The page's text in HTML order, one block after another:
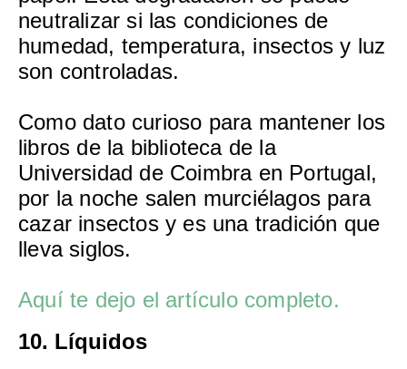
neutralizar si las condiciones de
humedad, temperatura, insectos y luz
son controladas.
Como dato curioso para mantener los
libros de la biblioteca de la
Universidad de Coimbra en Portugal,
por la noche salen murciélagos para
cazar insectos y es una tradición que
lleva siglos.
Aquí te dejo el artículo completo.
10. Líquidos